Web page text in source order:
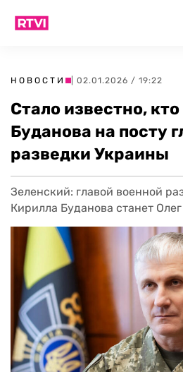
НОВОСТИ | 02.01.2026 / 19:22
Стало известно,
Буданова на посту
разведки Украины
Зеленский: главой военной
Кирилла Буданова станет